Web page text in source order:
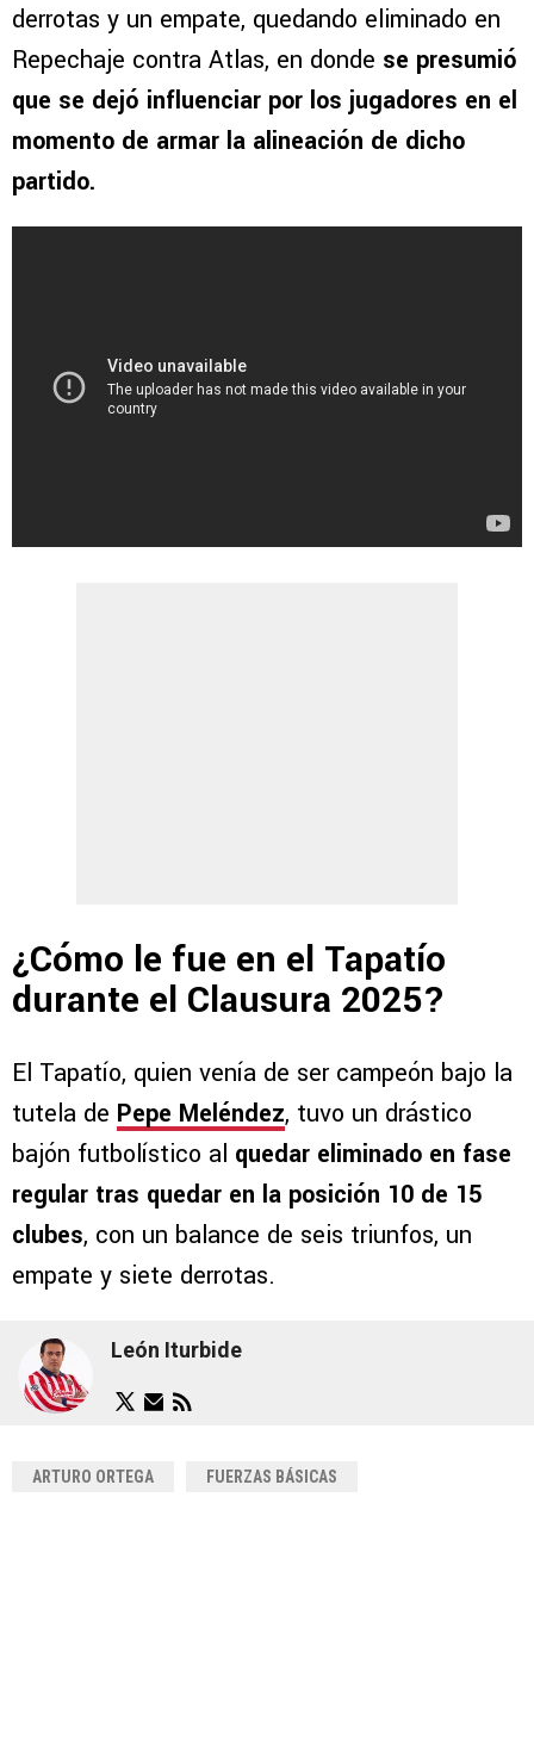
derrotas y un empate, quedando eliminado en
Repechaje contra Atlas, en donde se presumió
que se dejó influenciar por los jugadores en el
momento de armar la alineación de dicho
partido.
¿Cómo le fue en el Tapatío
durante el Clausura 2025?
El Tapatío, quien venía de ser campeón bajo la
tutela de Pepe Meléndez, tuvo un drástico
bajón futbolístico al quedar eliminado en fase
regular tras quedar en la posición 10 de 15
clubes, con un balance de seis triunfos, un
empate y siete derrotas.
León Iturbide
ARTURO ORTEGA FUERZAS BÁSICAS